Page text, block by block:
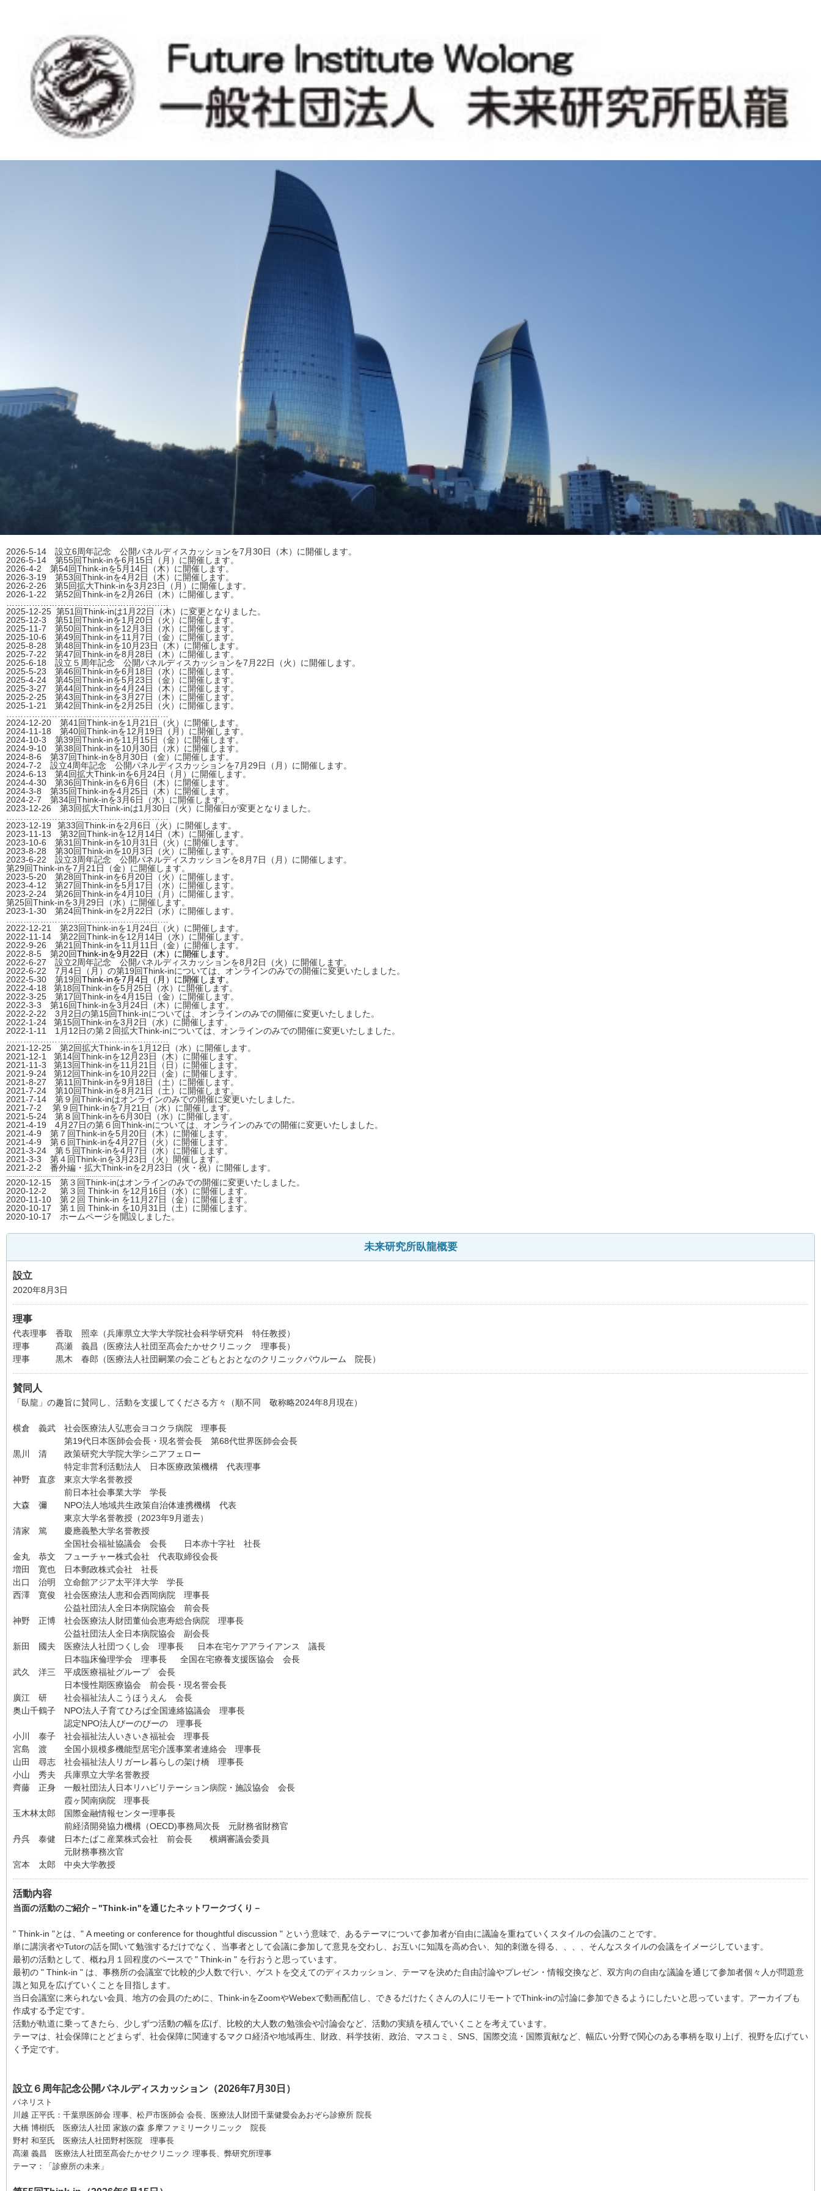
2026-5-14 設立6周年記念 公開パネルディスカッションを7月30日（木）に開催します。
2026-5-14 第55回Think-inを6月15日（月）に開催します。
2026-4-2 第54回Think-inを5月14日（木）に開催します。
2026-3-19 第53回Think-inを4月2日（木）に開催します。
2026-2-26 第5回拡大Think-inを3月23日（月）に開催します。
2026-1-22 第52回Think-inを2月26日（木）に開催します。
2025-12-25 第51回Think-inは1月22日（木）に変更となりました。
2025-12-3 第51回Think-inを1月20日（火）に開催します。
2025-11-7 第50回Think-inを12月3日（水）に開催します。
2025-10-6 第49回Think-inを11月7日（金）に開催します。
2025-8-28 第48回Think-inを10月23日（木）に開催します。
2025-7-22 第47回Think-inを8月28日（木）に開催します。
2025-6-18 設立５周年記念 公開パネルディスカッションを7月22日
（火）に開催します。
2025-5-23 第46回Think-inを6月18日（水）に開催します。
2025-4-24 第45回Think-inを5月23日（金）に開催します。
2025-3-27 第44回Think-inを4月24日（木）に開催します。
2025-2-25 第43回Think-inを3月27日（木）に開催します。
2025-1-21 第42回Think-inを2月25日（火）に開催します。
2024-12-20 第41回Think-inを1月21日（火）に開催します。
2024-11-18 第40回Think-inを12月19日（月）に開催します。
2024-10-3 第39回Think-inを11月15日（金）に開催します。
2024-9-10 第38回Think-inを10月30日（水）に開催します。
2024-8-6 第37回Think-inを8月30日（金）に開催します。
2024-7-2 設立4周年記念 公開パネルディスカッションを7月29日
（月）に開催します。
2024-6-13 第4回拡大Think-inを6月24日（月）に開催します。
2024-4-30 第36回Think-inを6月6日（木） に開催します。
2024-3-8 第35回Think-inを4月25日（木） に開催します。
2024-2-7 第34回Think-inを3月6日（水） に開催します。
2023-12-26 第3回拡大Think-inは1月30日（火） に開催日が変更となりました。
2023-12-19
第33回Think-inを2月6日（火） に開催します。
2023-11-13 第32回Think-inを12月14日（木） に開催します。
2023-10-6 第31回Think-inを10月31日（火） に開催します。
2023-8-28 第30回Think-inを10月3日（火） に開催します。
2023-6-22 設立3周年記念 公開パネルディスカッションを8月7日
（月）に開催します。
第29回Think-inを7月21日（金） に開催します。
2023-5-20 第28回Think-inを6月20日（火） に開催します。
2023-4-12 第27回Think-inを5月17日（水） に開催します。
2023-2-24 第26回Think-inを4月10日（月） に開催します。
第25回Think-inを3月29日（水） に開催します。
2023-1-30 第24回Think-inを2月22日（水） に開催します。
2022-12-21 第23回Think-inを1月24日（火） に開催します。
2022-11-14 第22回Think-inを12月14日（水） に開催します。
2022-9-26 第21回Think-inを11月11日（金） に開催します。
2022-8-5 第20回Think-inを9月22日（木） に開催します。
2022-6-27 設立2周年記念 公開パネルディスカッションを8月2日
（火）に開催します。
2022-6-22 7月4日（月）の第19回Think-inについては、オンラインのみでの開催に変更いたしました。
2022-5-30 第19回Think-inを7月4日（月） に開催します。
2022-4-18 第18回Think-inを5月25日（水） に開催します。
2022-3-25 第17回Think-inを4月15日（金）に開催します。
2022-3-3 第16回Think-inを3月24日（木）に開催します。
2022-2-22 3月2日の第15回Think-inについては、オンラインのみでの開催に変更いたしました。
2022-1-24 第15回Think-inを3月2日（水）に開催します。
2022-1-11 1月12日の第２回拡大Think-inについては、オンラインのみでの開催に変更いたしました。
2021-12-25 第2回拡大Think-inを1月12日（水） に開催します。
2021-12-1 第14回Think-inを12月23日（木） に開催します。
2021-11-3 第13回Think-inを11月21日（日） に開催します。
2021-9-24 第12回Think-inを10月22日（金） に開催します。
2021-8-27 第11回Think-inを9月18日（土） に開催します。
2021-7-24 第10回Think-inを8月21日（土） に開催します。
2021-7-14 第９回Think-inはオンラインのみでの開催に変更いたしました。
2021-7-2 第９回Think-inを7月21日（水） に開催します。
2021-5-24 第８回Think-inを6月30日（水） に開催します。
2021-4-19 4月27日の第６回Think-inについては、オンラインのみでの開催に変更いたしました。
2021-4-9 第７回Think-inを5月20日（木） に開催します。
2021-4-9 第６回Think-inを4月27日（火） に開催します。
2021-3-24 第５回Think-inを4月7日（水） に開催します。
2021-3-3 第４回Think-inを3月23日（火）
開催します。
2021-2-2 番外編・拡大Think-inを2月23日（火・祝） に開催します。
2020-12-15 第３回Think-inはオンラインのみでの開催に変更いたしました。
2020-12-2 第３回 Think-in を12月16日（水） に開催します。
2020-11-10 第２回 Think-in を11月27日（金） に開催します。
2020-10-17 第１回 Think-in を10月31日（土） に開催します。
2020-10-17 ホームページを開設しました。
未来研究所臥龍概要
設立
2020年8月3日
理事
代表理事 香取 照幸（兵庫県立大学大学院社会科学研究科 特任教授）
理事 髙瀬 義昌（医療法人社団至髙会たかせクリニック 理事長）
理事 黒木 春郎（医療法人社団嗣業の会こどもとおとなのクリニックパウルーム 院長）
賛同人
「臥龍」の趣旨に賛同し、活動を支援してくださる方々（順不同 敬称略2024年8月現在）
横倉 義武 社会医療法人弘恵会ヨコクラ病院 理事長
第19代日本医師会会長・現名誉会長 第68代世界医師会会長
黒川 清 政策研究大学院大学シニアフェロー
特定非営利活動法人 日本医療政策機構 代表理事
神野 直彦 東京大学名誉教授
前日本社会事業大学 学長
大森 彌 NPO法人地域共生政策自治体連携機構 代表
東京大学名誉教授（2023年9月逝去）
清家 篤 慶應義塾大学名誉教授
全国社会福祉協議会 会長 日本赤十字社 社長
金丸 恭文 フューチャー株式会社 代表取締役会長
増田 寛也 日本郵政株式会社 社長
出口 治明 立命館アジア太平洋大学 学長
西澤 寛俊 社会医療法人恵和会西岡病院 理事長
公益社団法人全日本病院協会 前会長
神野 正博 社会医療法人財団董仙会恵寿総合病院 理事長
公益社団法人全日本病院協会 副会長
新田 國夫 医療法人社団つくし会 理事長 日本在宅ケアアライアンス 議長
日本臨床倫理学会 理事長 全国在宅療養支援医協会 会長
武久 洋三 平成医療福祉グループ 会長
日本慢性期医療協会 前会長・現名誉会長
廣江 研 社会福祉法人こうほうえん 会長
奥山千鶴子 NPO法人子育てひろば全国連絡協議会 理事長
認定NPO法人びーのびーの 理事長
小川 泰子 社会福祉法人いきいき福祉会 理事長
宮島 渡 全国小規模多機能型居宅介護事業者連絡会 理事長
山田 尋志 社会福祉法人リガーレ暮らしの架け橋 理事長
小山 秀夫 兵庫県立大学名誉教授
齊藤 正身 一般社団法人日本リハビリテーション病院・施設協会 会長
霞ヶ関南病院 理事長
玉木林太郎 国際金融情報センター理事長
前経済開発協力機構（OECD)事務局次長 元財務省財務官
丹呉 泰健 日本たばこ産業株式会社 前会長 横綱審議会委員
元財務事務次官
宮本 太郎 中央大学教授
活動内容
当面の活動のご紹介－"Think-in"を通じたネットワークづくり－
" Think-in "とは、" A meeting or conference for thoughtful discussion " という意味で、あるテーマについて参加者が自由に議論を重ねていくスタイルの会議のことです。
単に講演者やTutorの話を聞いて勉強するだけでなく、当事者として会議に参加して意見を交わし、お互いに知識を高め合い、知的刺激を得る、、、、そんなスタイルの会議をイメージしています。
最初の活動として、概ね月１回程度のペースで " Think-in " を行おうと思っています。
最初の " Think-in " は、事務所の会議室で比較的少人数で行い、ゲストを交えてのディスカッション、テーマを決めた自由討論やプレゼン・情報交換など、双方向の自由な議論を通じて参加者個々人が問題意
識と知見を広げていくことを目指します。
当日会議室に来られない会員、地方の会員のために、Think-inをZoomやWebexで動画配信し、できるだけたくさんの人にリモートでThink-inの討論に参加できるようにしたいと思っています。アーカイブも
作成する予定です。
活動が軌道に乗ってきたら、少しずつ活動の幅を広げ、比較的大人数の勉強会や討論会など、活動の実績を積んでいくことを考えています。
テーマは、社会保障にとどまらず、社会保障に関連するマクロ経済や地域再生、財政、科学技術、政治、マスコミ、SNS、国際交流・国際貢献など、幅広い分野で関心のある事柄を取り上げ、視野を広げてい
く予定です。
設立６周年記念公開パネルディスカッション（2026年7月30日）
パネリスト
川越 正平氏：千葉県医師会 理事、松戸市医師会 会長、医療法人財団千葉健愛会あおぞら診療所 院長
大橋 博樹氏 医療法人社団 家族の森 多摩ファミリークリニック 院長
野村 和至氏 医療法人社団野村医院 理事長
髙瀬 義昌 医療法人社団至髙会たかせクリニック 理事長、弊研究所理事
テーマ：「診療所の未来」